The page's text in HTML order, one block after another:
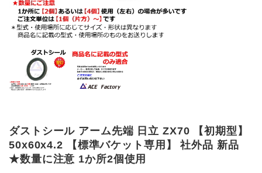
ダストシール アーム先端 日立 ZX70 【初期型】
50x60x4.2 【標準バケット専用】 社外品 新品
★数量に注意 1か所2個使用